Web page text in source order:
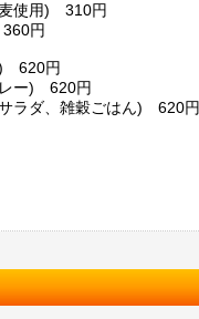
麦使用) 310円
円
) 620円
レー) 620円
ラダ、雑穀ごはん) 620円